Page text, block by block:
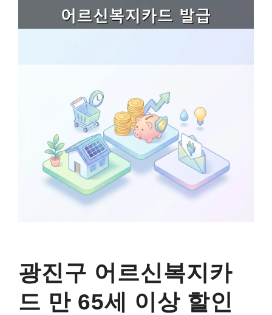
광진구 어르신복지카
드 만 65세 이상 할인